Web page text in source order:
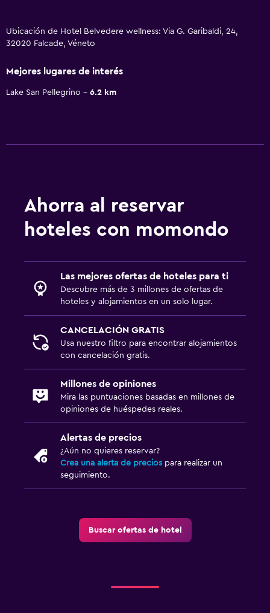
Ubicación de Hotel Belvedere wellness: Via G. Garibaldi, 24,
32020 Falcade, Véneto
Mejores lugares de interés
Lake San Pellegrino 6.2 km
Ahorra al reservar
hoteles con momondo
Las mejores ofertas de hoteles para ti
Descubre más de 3 millones de ofertas de
hoteles y alojamientos en un solo lugar.
CANCELACIÓN GRATIS
Usa nuestro filtro para encontrar alojamientos
con cancelación gratis.
Millones de opiniones
Mira las puntuaciones basadas en millones de
opiniones de huéspedes reales.
Alertas de precios
¿Aún no quieres reservar?
Crea una alerta de precios para realizar un
seguimiento.
Buscar ofertas de hotel